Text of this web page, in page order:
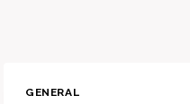
GENERAL